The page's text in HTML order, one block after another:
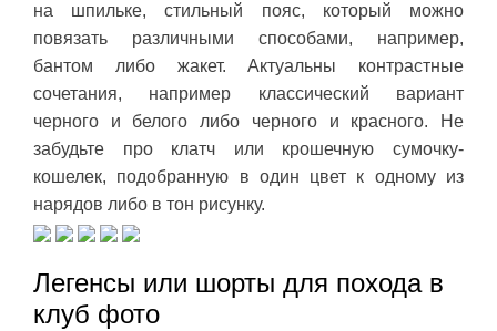
на шпильке, стильный пояс, который можно
повязать различными способами, например,
бантом либо жакет. Актуальны контрастные
сочетания, например классический вариант
черного и белого либо черного и красного. Не
забудьте про клатч или крошечную сумочку-
кошелек, подобранную в один цвет к одному из
нарядов либо в тон рисунку.
Легенсы или шорты для похода в
клуб фото